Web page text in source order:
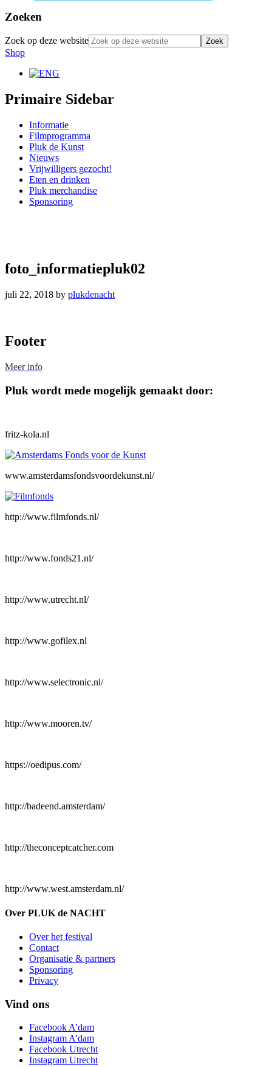
Zoeken
Zoek op deze website
Shop
Primaire Sidebar
Informatie
Filmprogramma
Pluk de Kunst
Nieuws
Vrijwilligers gezocht!
Eten en drinken
Pluk merchandise
Sponsoring
foto_informatiepluk02
juli 22, 2018 by plukdenacht
Footer
Meer info
Pluk wordt mede mogelijk gemaakt door:
fritz-kola.nl
www.amsterdamsfondsvoordekunst.nl/
http://www.filmfonds.nl/
http://www.fonds21.nl/
http://www.utrecht.nl/
http://www.gofilex.nl
http://www.selectronic.nl/
http://www.mooren.tv/
https://oedipus.com/
http://badeend.amsterdam/
http://theconceptcatcher.com
http://www.west.amsterdam.nl/
Over PLUK de NACHT
Over het festival
Contact
Organisatie & partners
Sponsoring
Privacy
Vind ons
Facebook A’dam
Instagram A’dam
Facebook Utrecht
Instagram Utrecht